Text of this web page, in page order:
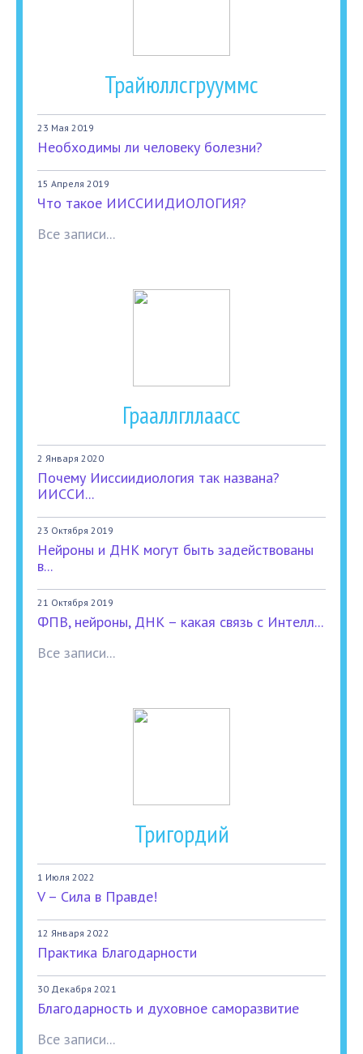
Трайюллсгрууммс
23 Мая 2019
Необходимы ли человеку болезни?
15 Апреля 2019
Что такое ИИССИИДИОЛОГИЯ?
Все записи...
Грааллгллаасс
2 Января 2020
Почему Ииссиидиология так названа?
ИИССИ...
23 Октября 2019
Нейроны и ДНК могут быть задействованы
в...
21 Октября 2019
ФПВ, нейроны, ДНК – какая связь с Интелл...
Все записи...
Тригордий
1 Июля 2022
V – Сила в Правде!
12 Января 2022
Практика Благодарности
30 Декабря 2021
Благодарность и духовное саморазвитие
Все записи...